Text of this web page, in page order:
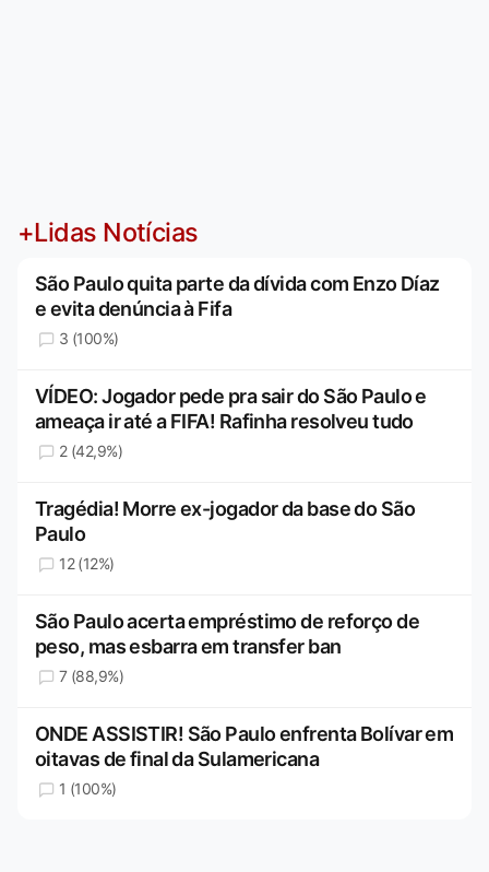
+Lidas Notícias
São Paulo quita parte da dívida com Enzo Díaz
e evita denúncia à Fifa
3 (100%)
VÍDEO: Jogador pede pra sair do São Paulo e
ameaça ir até a FIFA! Rafinha resolveu tudo
2 (42,9%)
Tragédia! Morre ex-jogador da base do São
Paulo
12 (12%)
São Paulo acerta empréstimo de reforço de
peso, mas esbarra em transfer ban
7 (88,9%)
ONDE ASSISTIR! São Paulo enfrenta Bolívar em
oitavas de final da Sulamericana
1 (100%)